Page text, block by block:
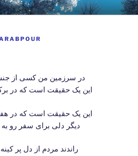
وبگاه دکتر
در سرزمین من کسی از
این یک حقیقت است که در
این یک حقیقت است که در
دیگر دلی برای سفر رو
راندند مردم از دل پر